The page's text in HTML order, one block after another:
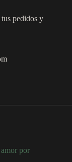
pedidos y
por